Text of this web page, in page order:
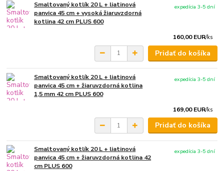
Smaltovaný kotlík 20 L + liatinová
panvica 45 cm + vysoká žiaruvzdorná
kotlina 42 cm PLUS 600
160,00 EUR/ks
expedícia 3-5 dní
Pridať do košíka
Smaltovaný kotlík 20 L + liatinová
panvica 45 cm + žiaruvzdorná kotlina
1,5 mm 42 cm PLUS 600
169,00 EUR/ks
expedícia 3-5 dní
Pridať do košíka
Smaltovaný kotlík 20 L + liatinová
panvica 45 cm + žiaruvzdorná kotlina 42
cm PLUS 600
expedícia 3-5 dní